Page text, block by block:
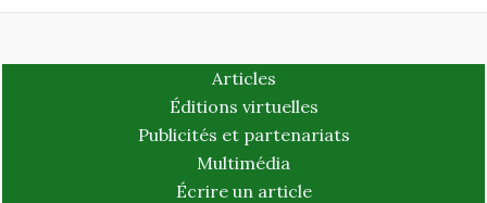
Articles
Éditions virtuelles
Publicités et partenariats
Multimédia
Écrire un article